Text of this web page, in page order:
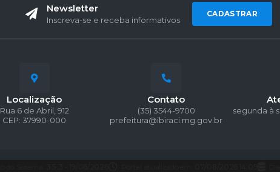
Newsletter
Inscreva-se e receba informativos
CADASTRAR
Localização
Rua 6 de Abril, 912
CEP: 37990-000
Contato
(35) 3544-9700
prefeitura@ibiraci.mg.gov.br
segunda à